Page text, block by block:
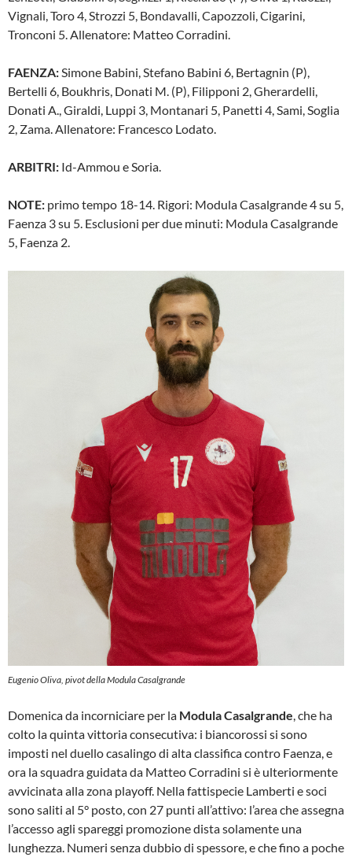
Vignali, Toro 4, Strozzi 5, Bondavalli, Capozzoli, Cigarini,
Tronconi 5. Allenatore: Matteo Corradini.
FAENZA: Simone Babini, Stefano Babini 6, Bertagnin (P),
Bertelli 6, Boukhris, Donati M. (P), Filipponi 2, Gherardelli,
Donati A., Giraldi, Luppi 3, Montanari 5, Panetti 4, Sami, Soglia
2, Zama. Allenatore: Francesco Lodato.
ARBITRI: Id-Ammou e Soria.
NOTE: primo tempo 18-14. Rigori: Modula Casalgrande 4 su 5,
Faenza 3 su 5. Esclusioni per due minuti: Modula Casalgrande
5, Faenza 2.
Eugenio Oliva, pivot della Modula Casalgrande
Domenica da incorniciare per la Modula Casalgrande, che ha
colto la quinta vittoria consecutiva: i biancorossi si sono
imposti nel duello casalingo di alta classifica contro Faenza, e
ora la squadra guidata da Matteo Corradini si è ulteriormente
avvicinata alla zona playoff. Nella fattispecie Lamberti e soci
sono saliti al 5° posto, con 27 punti all’attivo: l’area che assegna
l’accesso agli spareggi promozione dista solamente una
lunghezza. Numeri senza dubbio di spessore, e che fino a poche